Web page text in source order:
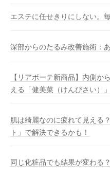
エステに任せきりにしない。
深部からのたるみ改善施術：
【リアボーテ新商品】内側か
える「健美菜（けんびさい）
肌は綺麗なのに疲れて見える
ト」で解決できるかも！
同じ化粧品でも結果が変わる